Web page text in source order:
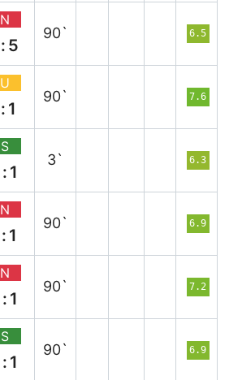
N
90` 6.5
U
90` 7.6
S
3` 6.3
N
90` 6.9
N
90` 7.2
S
90` 6.9